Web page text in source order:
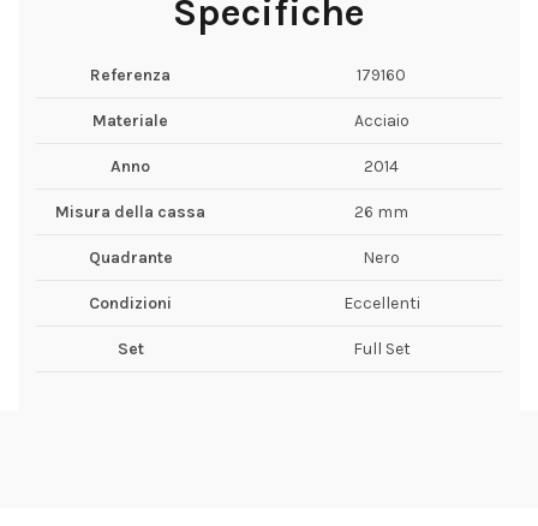
Specifiche
Referenza 179160
Materiale Acciaio
Anno 2014
Misura della cassa 26 mm
Quadrante Nero
Condizioni Eccellenti
Set Full Set